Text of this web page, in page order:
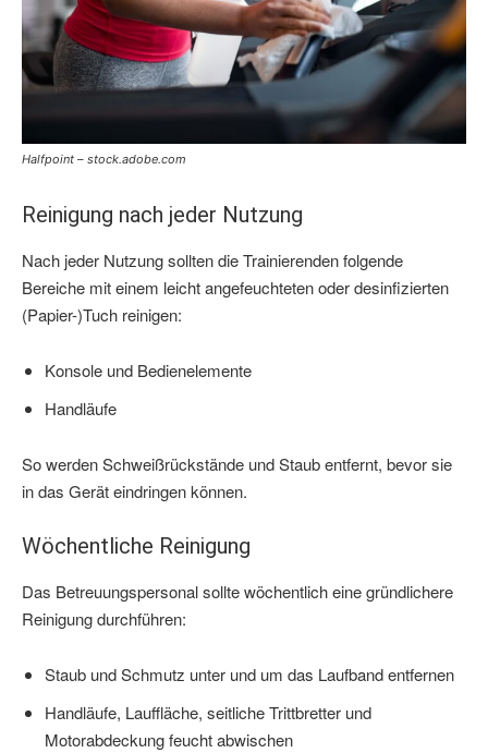
Halfpoint – stock.adobe.com
Reinigung nach jeder Nutzung
Nach jeder Nutzung sollten die Trainierenden folgende
Bereiche mit einem leicht angefeuchteten oder desinfizierten
(Papier-)Tuch reinigen:
Konsole und Bedienelemente
Handläufe
So werden Schweißrückstände und Staub entfernt, bevor sie
in das Gerät eindringen können.
Wöchentliche Reinigung
Das Betreuungspersonal sollte wöchentlich eine gründlichere
Reinigung durchführen:
Staub und Schmutz unter und um das Laufband entfernen
Handläufe, Lauffläche, seitliche Trittbretter und
Motorabdeckung feucht abwischen